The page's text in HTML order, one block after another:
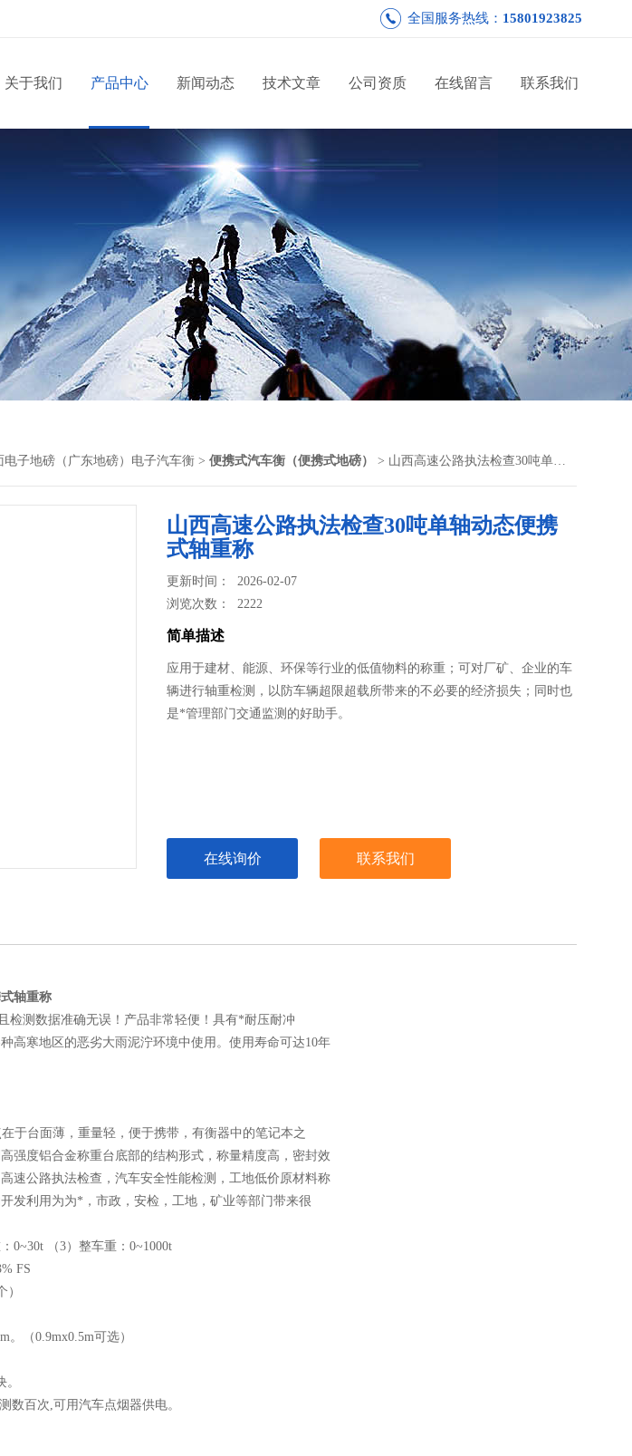
全国服务热线： 15801923825
关于我们 产品中心 新闻动态 技术文章 公司资质 在线留言 联系我们
电子地磅（广东地磅）电子汽车衡 > 便携式汽车衡（便携式地磅） > 山西高速公路执法检查30吨单轴动态便携式轴重称
山西高速公路执法检查30吨单轴动态便携
式轴重称
更新时间： 2026-02-07
浏览次数：2222
简单描述
应用于建材、能源、环保等行业的低值物料的称重；可对厂矿、企业的车
辆进行轴重检测，以防车辆超限超载所带来的不必要的经济损失；同时也
是*管理部门交通监测的好助手。
在线询价 联系我们
轴重称
检测数据准确无误！产品非常轻便！具有*耐压耐冲
高寒地区的恶劣大雨泥泞环境中使用。使用寿命可达10年
于台面薄，重量轻，便于携带，有衡器中的笔记本之
强度铝合金称重台底部的结构形式，称量精度高，密封效
速公路执法检查，汽车安全性能检测，工地低价原材料称
发利用为为*，市政，安检，工地，矿业等部门带来很
（3）整车重：0~1000t
FS
（0.9mx0.5m可选）
百次,可用汽车点烟器供电。